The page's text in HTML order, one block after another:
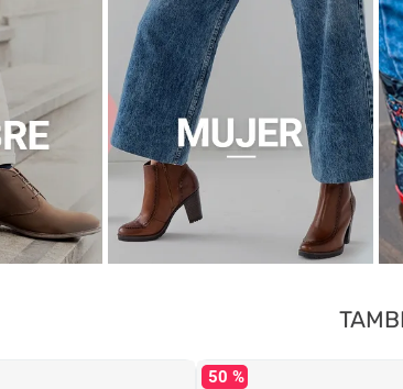
50 %